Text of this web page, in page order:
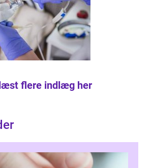
flere indlæg her